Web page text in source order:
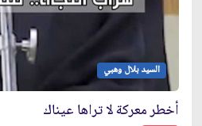
السيد بلال وهبي
أخطر معركة لا تراها عيناك